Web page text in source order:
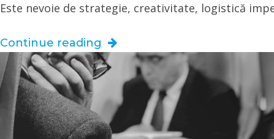
Este nevoie de strategie, creativitate, logistică
Continue reading